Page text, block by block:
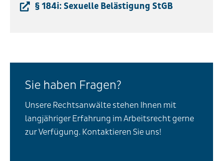
§ 184i: Sexuelle Belästigung StGB
Sie haben Fragen?
Unsere Rechtsanwälte stehen Ihnen mit
langjähriger Erfahrung im Arbeitsrecht gerne
zur Verfügung. Kontaktieren Sie uns!